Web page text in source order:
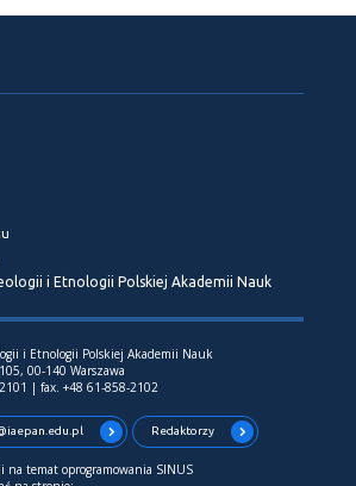
i Etnologii Polskiej Akademii Nauk
i Etnologii Polskiej Akademii Nauk
00-140 Warszawa
| fax. +48 61-858-2102
Redaktorzy
na temat oprogramowania SINUS